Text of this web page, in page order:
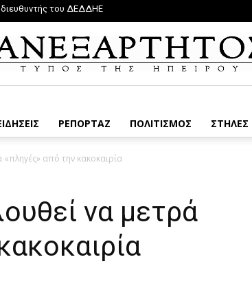
του ΔΕΔΔΗΕ
για τη στήριξη των πυρόπληκτων
ΡΕΠΟΡΤΑΖ ΠΟΛΙΤΙΣΜΟΣ ΣΤΗΛΕΣ
από την κακοκαιρία
να μετρά